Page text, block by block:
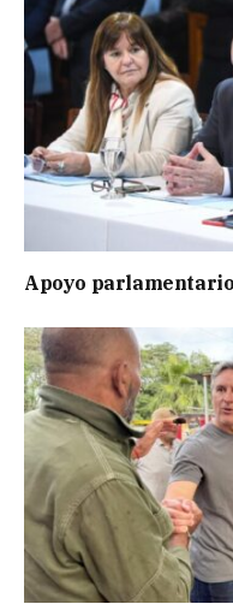
Apoyo